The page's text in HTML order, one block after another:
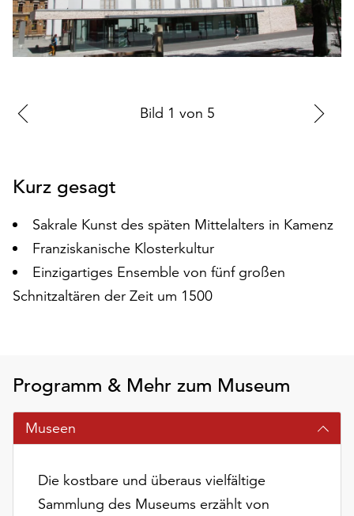
auf
„Alle
akzeptieren“,
Cookies
zu
können
Ihr
Einverständnis
jederzeit
ändern
und
widerrufen.
Ende
Seite
die
„Cookie-
Einstellungen“
Bild 1 von 5
Kurz gesagt
Sakrale Kunst des späten Mittelalters in Kamenz
Franziskanische Klosterkultur
Einzigartiges Ensemble von fünf großen
Schnitzaltären der Zeit um 1500
Programm & Mehr zum Museum
Museen
Die kostbare und überaus vielfältige
Sammlung des Museums erzählt von